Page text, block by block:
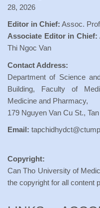
28, 2026
Editor in Chief: Assoc.
Associate Editor in Chief:
Thi Ngoc Van
Contact Address:
Department of Science
Building, Faculty of
Medicine and Pharmacy,
179 Nguyen Van Cu St.,
Email:
Copyright:
Can Tho University of
the copyright for all content